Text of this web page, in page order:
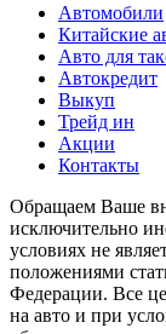
Автомобили
Китайские
Авто для
Автокредит
Выкуп
Трейд ин
Акции
Контакты
Обращаем Ваше
исключительно
условиях не
положениями
Федерации. Все
на авто и при